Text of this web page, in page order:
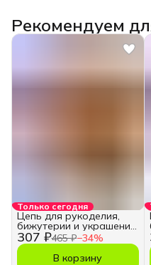
Рекомендуем
Только сегодня
307 ₽465 ₽−34%
Цепь для рукоделия,
бижутерии и украшений
3,5х5 мм.
В корзину